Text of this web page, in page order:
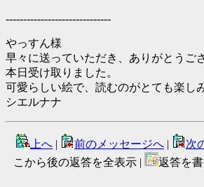
------------------------------
やっすん様
早々に送っていただき、ありがとうご
本日受け取りました。
可愛らしい絵で、読むのがとても楽し
シエルナナ
上へ | 前のメッセージへ | 次
こから後の返答を全表示 |
返答を